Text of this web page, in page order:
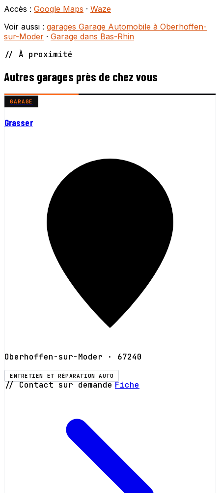
Accès : Google Maps · Waze
Voir aussi : garages Garage Automobile à Oberhoffen-
sur-Moder · Garage dans Bas-Rhin
// À proximité
Autres garages près de chez vous
GARAGE
Grasser
Oberhoffen-sur-Moder · 67240
ENTRETIEN ET RÉPARATION AUTO
// Contact sur demande Fiche